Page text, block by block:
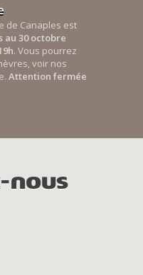
de Canaples est
au 30 octobre
. Vous pourrez
voir nos
Attention fermée
nous